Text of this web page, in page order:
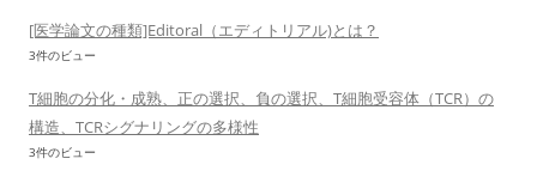
[医学論文の種類]Editoral（エディトリアル)とは？
3件のビュー
T細胞の分化・成熟、正の選択、負の選択、T細胞受容体（TCR）の
構造、TCRシグナリングの多様性
3件のビュー